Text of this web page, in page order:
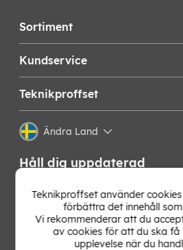
Sortiment
Kundservice
Teknikproffset
Ändra Land
Håll dig uppdaterad
Få de senaste nyheterna, hetaste
bästa tipsen från oss direkt i din
vårt nyhetsbrev!
Teknikproffset använder
förbättra det innehåll
Vi rekommenderar att du
av cookies för att du ska
upplevelse när du